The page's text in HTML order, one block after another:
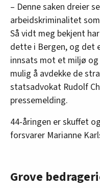
– Denne saken dreier
arbeidskriminalitet
Så vidt meg bekjent
dette i Bergen, og det
innsats mot et miljø
mulig å avdekke de
statsadvokat Rudolf
pressemelding.
44-åringen er skuffet
forsvarer Marianne
Grove